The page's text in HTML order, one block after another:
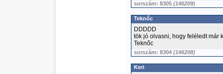
sorszám: 8305 (146209)
Teknőc
DDDDD
tök jó olvasni, hogy feléledt már
Teknőc
sorszám: 8304 (146208)
Keri